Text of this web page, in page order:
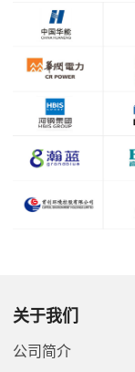
关于我们
公司简介